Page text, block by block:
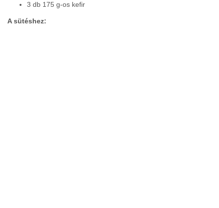
3 db 175 g-os kefir
A sütéshez: